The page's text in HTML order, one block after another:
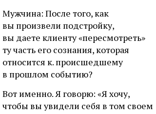
Мужчина: После того, как
вы произвели подстройку,
вы даете клиенту «пересмотреть»
ту часть его сознания, которая
относится к. происшедшему
в прошлом событию?
Вот именно. Я говорю: «Я хочу,
чтобы вы увидели себя в том своем